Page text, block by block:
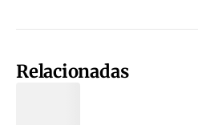
Relacionadas